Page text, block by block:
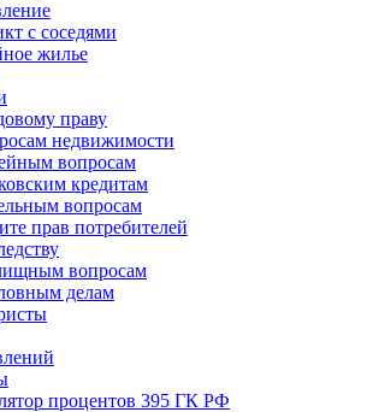
с соседями
жилье
праву
недвижимости
вопросам
кредитам
вопросам
прав потребителей
вопросам
делам
процентов 395 ГК РФ